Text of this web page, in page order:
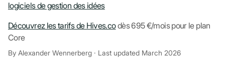
logiciels de gestion des idées
Découvrez les tarifs de Hives.codès 695 €/mois pour le plan
Core
By Alexander Wennerberg · Last updated March 2026